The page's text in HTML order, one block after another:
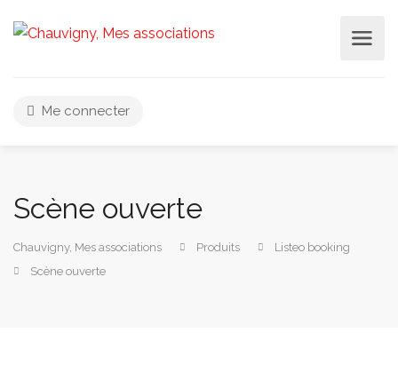
Me connecter
Scène ouverte
Chauvigny, Mes associations Produits
Listeo booking
Scène ouverte